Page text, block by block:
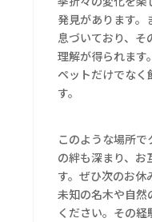
発見があります
息づいており、そ
理解が得られます
ペットだけでなく
す。
このような場所で
の絆も深まり、お
す。ぜひ次のお休
未知の名木や自然
ください。その